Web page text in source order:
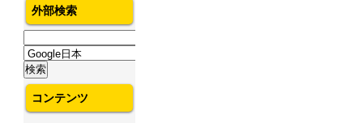
外部検索
コンテンツ